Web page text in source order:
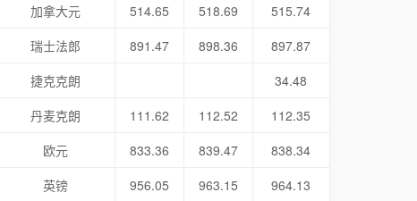
加拿大元
514.65 518.69
515.74
瑞士法郎
891.47 898.36
897.87
捷克克朗
34.48
丹麦克朗
111.62 112.52
112.35
欧元
833.36 839.47
838.34
英镑
956.05 963.15
964.13